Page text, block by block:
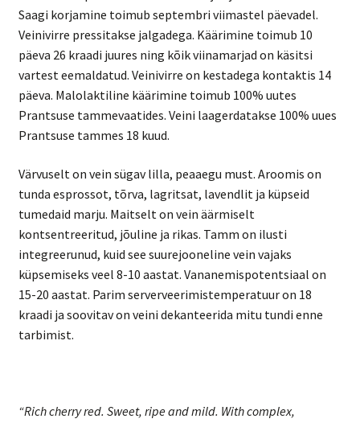
Saagi korjamine toimub septembri viimastel päevadel.
Veinivirre pressitakse jalgadega. Käärimine toimub 10
päeva 26 kraadi juures ning kõik viinamarjad on käsitsi
vartest eemaldatud. Veinivirre on kestadega kontaktis 14
päeva. Malolaktiline käärimine toimub 100% uutes
Prantsuse tammevaatides. Veini laagerdatakse 100% uues
Prantsuse tammes 18 kuud.
Värvuselt on vein sügav lilla, peaaegu must. Aroomis on
tunda esprossot, tõrva, lagritsat, lavendlit ja küpseid
tumedaid marju. Maitselt on vein äärmiselt
kontsentreeritud, jõuline ja rikas. Tamm on ilusti
integreerunud, kuid see suurejooneline vein vajaks
küpsemiseks veel 8-10 aastat. Vananemispotentsiaal on
15-20 aastat. Parim serverveerimistemperatuur on 18
kraadi ja soovitav on veini dekanteerida mitu tundi enne
tarbimist.
“Rich cherry red. Sweet, ripe and mild. With complex,